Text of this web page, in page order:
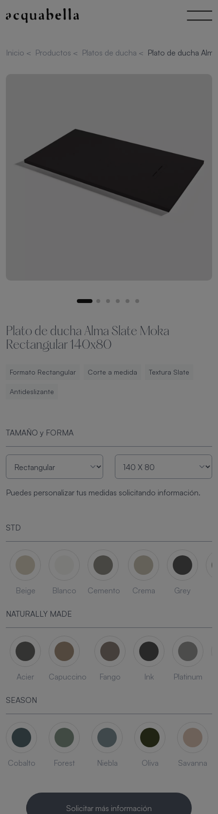
Inicio < Productos < Platos de ducha < Plato de ducha
Plato de ducha Alma Slate Moka
Rectangular 140x80
Formato Rectangular Corte a medida Textura Slate
Antideslizante
TAMAÑO y FORMA
Puedes personalizar tus medidas solicitando información.
STD
Beige Blanco Cemento Crema Grey
NATURALLY MADE
Acier Capuccino Fango Ink Platinum
SEASON
Cobalto Forest Niebla Oliva Savanna
Solicitar más información